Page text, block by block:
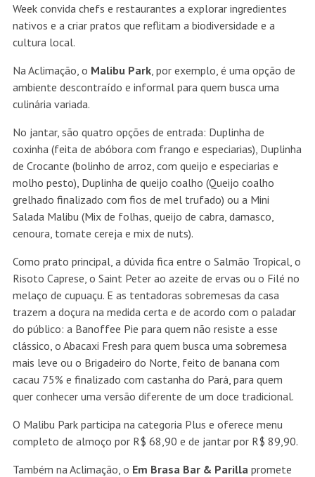
Week convida chefs e restaurantes a explorar ingredientes
nativos e a criar pratos que reflitam a biodiversidade e a
cultura local.
Na Aclimação, o Malibu Park, por exemplo, é uma opção de
ambiente descontraído e informal para quem busca uma
culinária variada.
No jantar, são quatro opções de entrada: Duplinha de
coxinha (feita de abóbora com frango e especiarias), Duplinha
de Crocante (bolinho de arroz, com queijo e especiarias e
molho pesto), Duplinha de queijo coalho (Queijo coalho
grelhado finalizado com fios de mel trufado) ou a Mini
Salada Malibu (Mix de folhas, queijo de cabra, damasco,
cenoura, tomate cereja e mix de nuts).
Como prato principal, a dúvida fica entre o Salmão Tropical, o
Risoto Caprese, o Saint Peter ao azeite de ervas ou o Filé no
melaço de cupuaçu. E as tentadoras sobremesas da casa
trazem a doçura na medida certa e de acordo com o paladar
do público: a Banoffee Pie para quem não resiste a esse
clássico, o Abacaxi Fresh para quem busca uma sobremesa
mais leve ou o Brigadeiro do Norte, feito de banana com
cacau 75% e finalizado com castanha do Pará, para quem
quer conhecer uma versão diferente de um doce tradicional.
O Malibu Park participa na categoria Plus e oferece menu
completo de almoço por R$ 68,90 e de jantar por R$ 89,90.
Também na Aclimação, o Em Brasa Bar & Parilla promete